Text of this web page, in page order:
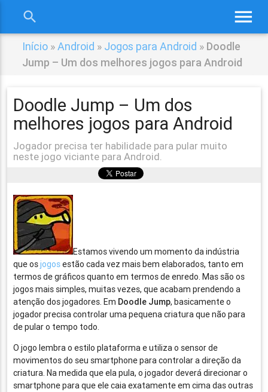
menu
search
Início »Android » Jogos para Android » Doodle
Jump – Um dos melhores jogos para Android
Doodle Jump – Um dos
melhores jogos para Android
Jogador precisa ter habilidade para pular muito
neste jogo viciante para Android.
Estamos vivendo um momento da indústria
que osjogosestão cada vez mais bem elaborados, tanto em
termos de gráficos quanto em termos de enredo. Mas são os
jogos mais simples, muitas vezes, que acabam prendendo a
atenção dos jogadores. Em Doodle Jump, basicamente o
jogador precisa controlar uma pequena criatura que não para
de pular o tempo todo.
O jogo lembra o estilo plataforma e utiliza o sensor de
movimentos do seu smartphone para controlar a direção da
criatura. Na medida que ela pula, o jogador deverá direcionar o
smartphone para que ele caia exatamente em cima das outras